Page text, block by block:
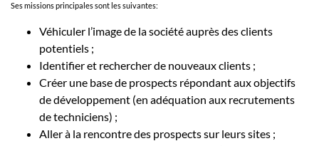
Ses missions principales sont les suivantes:
Véhiculer l’image de la société auprès des clients
potentiels ;
Identifier et rechercher de nouveaux clients ;
Créer une base de prospects répondant aux objectifs
de développement (en adéquation aux recrutements
de techniciens) ;
Aller à la rencontre des prospects sur leurs sites ;